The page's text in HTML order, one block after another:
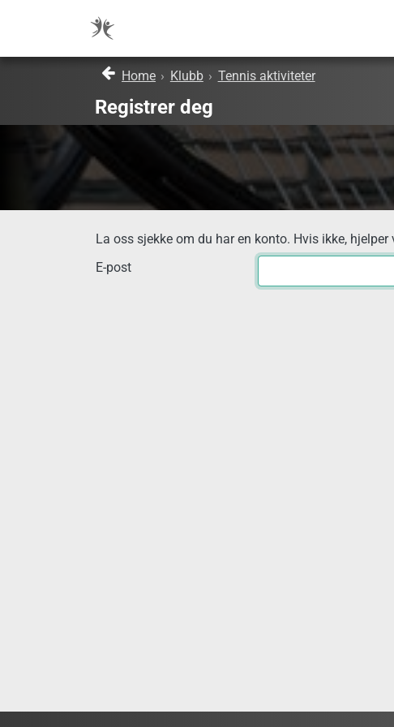
Home › Klubb › Tennis aktiviteter
Registrer deg
La oss sjekke om du har en konto. Hvis ikke,
E-post